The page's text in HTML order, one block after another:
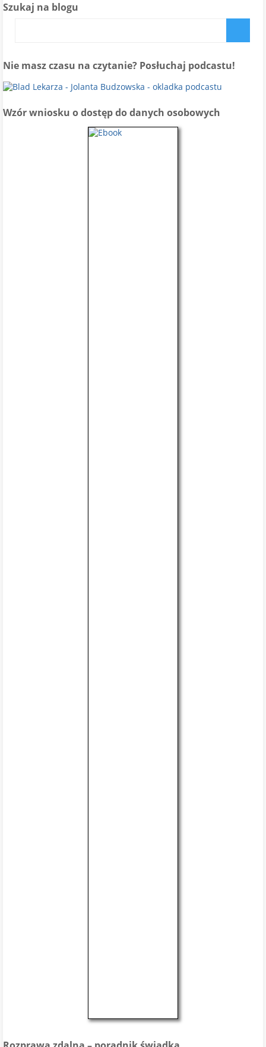
Szukaj na blogu
Nie masz czasu na czytanie? Posłuchaj podcastu!
Wzór wniosku o dostęp do danych osobowych